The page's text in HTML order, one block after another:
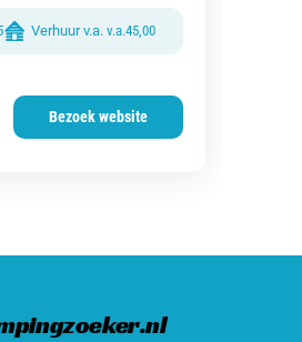
Verhuur v.a. v.a.45,00
Bezoek website